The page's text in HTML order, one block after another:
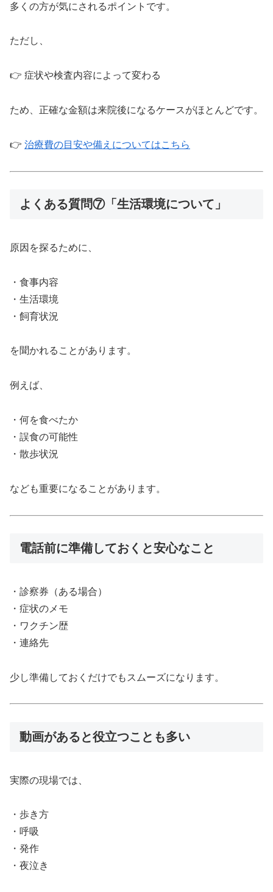
多くの方が気にされるポイントです。
ただし、
👉 症状や検査内容によって変わる
ため、正確な金額は来院後になるケースがほとんどです。
👉 治療費の目安や備えについてはこちら
よくある質問⑦「生活環境について」
原因を探るために、
・食事内容
・生活環境
・飼育状況
を聞かれることがあります。
例えば、
・何を食べたか
・誤食の可能性
・散歩状況
なども重要になることがあります。
電話前に準備しておくと安心なこと
・診察券（ある場合）
・症状のメモ
・ワクチン歴
・連絡先
少し準備しておくだけでもスムーズになります。
動画があると役立つことも多い
実際の現場では、
・歩き方
・呼吸
・発作
・夜泣き